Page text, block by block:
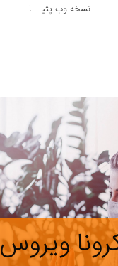
نسخه وب پتیـــا
ویروس